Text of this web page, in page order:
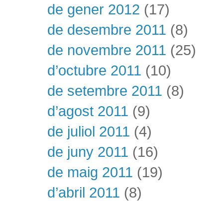
de gener 2012 (17)
de desembre 2011 (8)
de novembre 2011 (25)
d’octubre 2011 (10)
de setembre 2011 (8)
d’agost 2011 (9)
de juliol 2011 (4)
de juny 2011 (16)
de maig 2011 (19)
d’abril 2011 (8)